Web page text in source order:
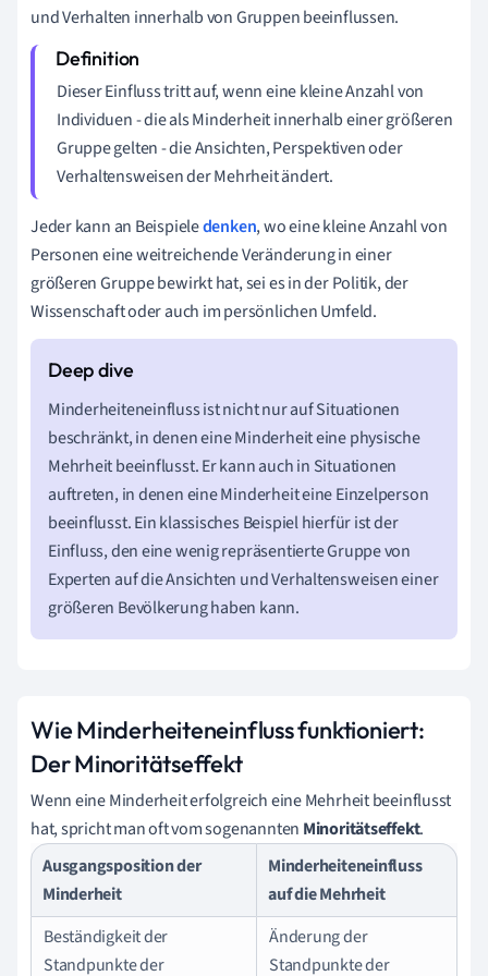
und Verhalten innerhalb von Gruppen beeinflussen.
Dieser Einfluss tritt auf, wenn eine kleine Anzahl von
Individuen - die als Minderheit innerhalb einer größeren
Gruppe gelten - die Ansichten, Perspektiven oder
Verhaltensweisen der Mehrheit ändert.
Jeder kann an Beispieledenken, wo eine kleine Anzahl von
Personen eine weitreichende Veränderung in einer
größeren Gruppe bewirkt hat, sei es in der Politik, der
Wissenschaft oder auch im persönlichen Umfeld.
Minderheiteneinfluss ist nicht nur auf Situationen
beschränkt, in denen eine Minderheit eine physische
Mehrheit beeinflusst. Er kann auch in Situationen
auftreten, in denen eine Minderheit eine Einzelperson
beeinflusst. Ein klassisches Beispiel hierfür ist der
Einfluss, den eine wenig repräsentierte Gruppe von
Experten auf die Ansichten und Verhaltensweisen einer
größeren Bevölkerung haben kann.
Wie Minderheiteneinfluss funktioniert:
Der Minoritätseffekt
Wenn eine Minderheit erfolgreich eine Mehrheit beeinflusst
hat, spricht man oft vom sogenannten Minoritätseffekt.
Ausgangsposition der
Minderheit
Minderheiteneinfluss
auf die Mehrheit
Beständigkeit der
Standpunkte der
Änderung der
Standpunkte der